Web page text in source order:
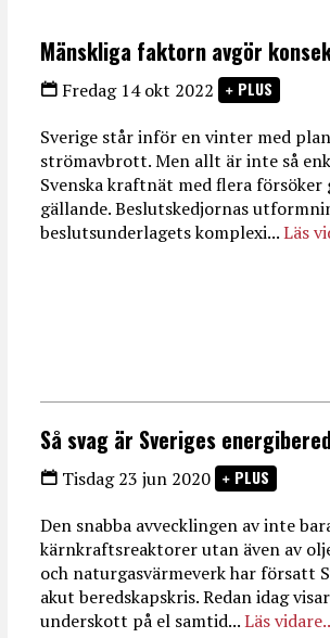
Mänskliga faktorn avgör
Fredag 14 okt 2022 PLUS
Sverige står inför en vinter med
strömavbrott. Men allt är inte så
Svenska kraftnät med flera försöker
gällande. Beslutskedjornas
beslutsunderlagets komplexi...Läs
Så svag är Sveriges
Tisdag 23 jun 2020 PLUS
Den snabba avvecklingen av inte
kärnkraftsreaktorer utan även av
och naturgasvärmeverk har försatt
akut beredskapskris. Redan idag
underskott på el samtid...Läs